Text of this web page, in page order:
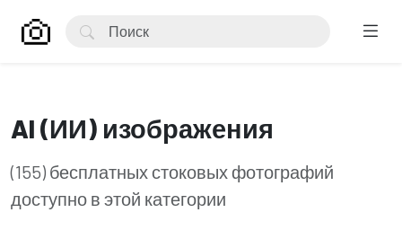
AI (ИИ) изображения
(155) бесплатных стоковых фотографий
доступно в этой категории